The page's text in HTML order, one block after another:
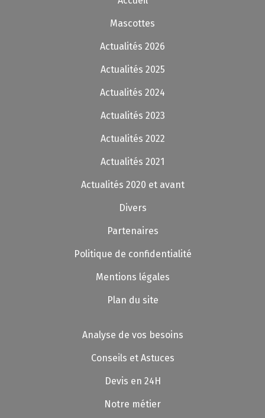
Mascottes
Actualités 2026
Actualités 2025
Actualités 2024
Actualités 2023
Actualités 2022
Actualités 2021
Actualités 2020 et avant
Divers
Partenaires
Politique de confidentialité
Mentions légales
Plan du site
Analyse de vos besoins
Conseils et Astuces
Devis en 24H
Notre métier